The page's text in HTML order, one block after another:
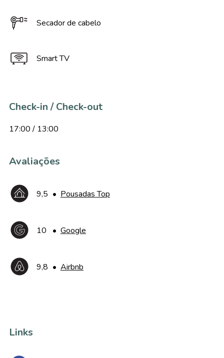
Secador de cabelo
Smart TV
Check-in / Check-out
17:00 / 13:00
Avaliações
9,5 • Pousadas Top
10 • Google
9,8 • Airbnb
Links